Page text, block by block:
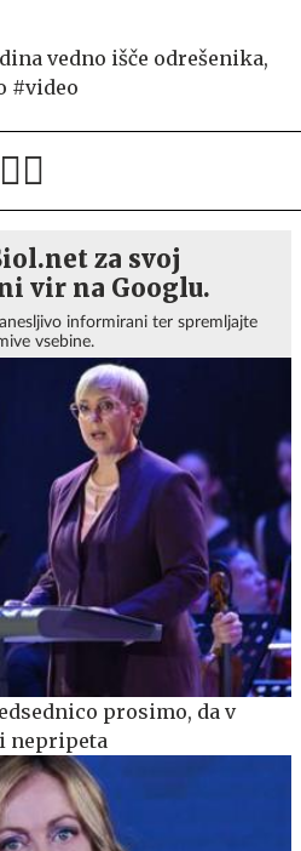
vedno išče odrešenika,
#video
za svoj
vir na Googlu.
informirani ter spremljajte
vsebine.
prosimo, da v
nepripeta